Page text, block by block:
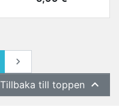
Nästa

Tillbaka till toppen 